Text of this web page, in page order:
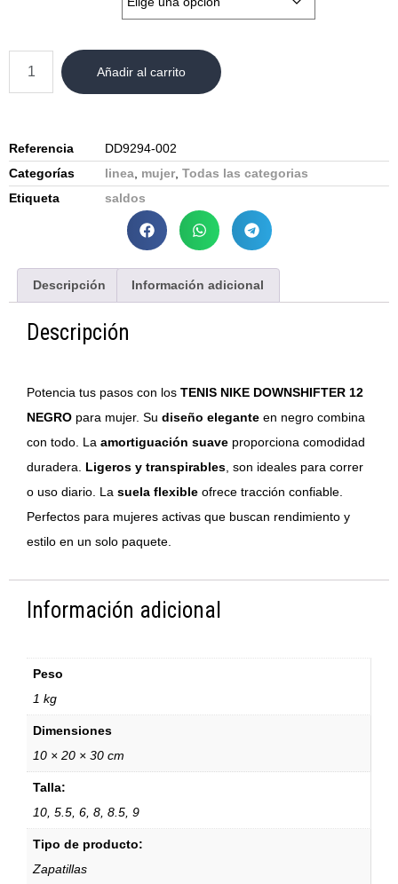
Añadir al carrito
Referencia
DD9294-002
Categorías
linea, mujer, Todas las categorias
Etiqueta
saldos
Descripción Información adicional
Descripción
Potencia tus pasos con los TENIS NIKE DOWNSHIFTER 12
NEGRO para mujer. Su diseño elegante en negro combina
con todo. La amortiguación suave proporciona comodidad
duradera. Ligeros y transpirables , son ideales para correr
o uso diario. La suela flexible ofrece tracción confiable.
Perfectos para mujeres activas que buscan rendimiento y
estilo en un solo paquete.
Información adicional
Peso
1 kg
Dimensiones
10 × 20 × 30 cm
Talla:
10, 5.5, 6, 8, 8.5, 9
Tipo de producto:
Zapatillas